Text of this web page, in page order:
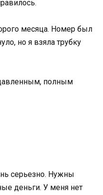
месяца. Номер был
но я взяла трубку
полным
серьезно. Нужны
деньги. У меня нет